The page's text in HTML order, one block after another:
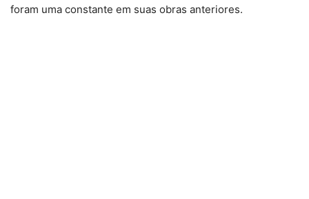
foram uma constante em suas obras anteriores.